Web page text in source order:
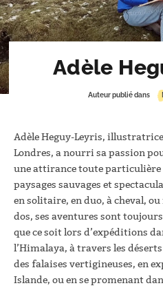
Adèle
Auteur publié dans
Adèle Heguy-Leyris,
Londres, a nourri sa passion
une attirance toute particulière
paysages sauvages et
en solitaire, en duo, à cheval, ou
dos, ses aventures sont
que ce soit lors d’expéditions
l’Himalaya, à travers les
des falaises vertigineuses, en
Islande, ou en se promenant